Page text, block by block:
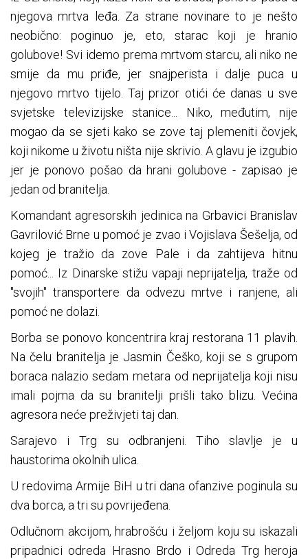
njegova mrtva leđa. Za strane novinare to je nešto
neobično: poginuo je, eto, starac koji je hranio
golubove! Svi idemo prema mrtvom starcu, ali niko ne
smije da mu priđe, jer snajperista i dalje puca u
njegovo mrtvo tijelo. Taj prizor otići će danas u sve
svjetske televizijske stanice... Niko, međutim, nije
mogao da se sjeti kako se zove taj plemeniti čovjek,
koji nikome u životu ništa nije skrivio. A glavu je izgubio
jer je ponovo pošao da hrani golubove - zapisao je
jedan od branitelja.
Komandant agresorskih jedinica na Grbavici Branislav
Gavrilović Brne u pomoć je zvao i Vojislava Šešelja, od
kojeg je tražio da zove Pale i da zahtijeva hitnu
pomoć... Iz Dinarske stižu vapaji neprijatelja, traže od
"svojih" transportere da odvezu mrtve i ranjene, ali
pomoć ne dolazi.
Borba se ponovo koncentrira kraj restorana 11 plavih.
Na čelu branitelja je Jasmin Češko, koji se s grupom
boraca nalazio sedam metara od neprijatelja koji nisu
imali pojma da su branitelji prišli tako blizu. Većina
agresora neće preživjeti taj dan.
Sarajevo i Trg su odbranjeni. Tiho slavlje je u
haustorima okolnih ulica.
U redovima Armije BiH u tri dana ofanzive poginula su
dva borca, a tri su povrijeđena.
Odlučnom akcijom, hrabrošću i željom koju su iskazali
pripadnici odreda Hrasno Brdo i Odreda Trg heroja